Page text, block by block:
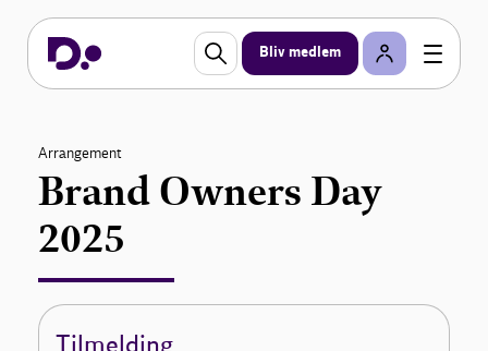
Bliv medlem
Arrangement
Brand Owners Day
2025